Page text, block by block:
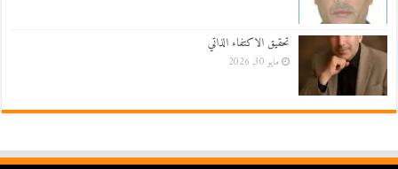
تحقيق الاكتفاء الذاتي
مايو 30, 2026